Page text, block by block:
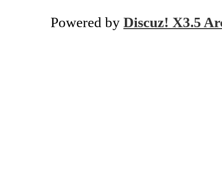
Powered by Discuz! X3.5